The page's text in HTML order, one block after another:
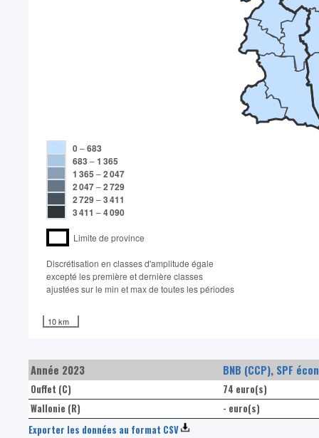
0–683
683 –1 365
1 365 –2 047
2 047–2 729
2 729–3 411
3 411 –4 090
Limite de province
Discrétisation en classes d'amplitude égale​
excepté les première et dernière classes
ajustées sur le min et max de toutes les périodes
10 km
Année 2023 BNB (CCP), SPF
Ouffet (C)
74 euro(s)
Wallonie (R)
- euro(s)
Exporter les données au format CSV